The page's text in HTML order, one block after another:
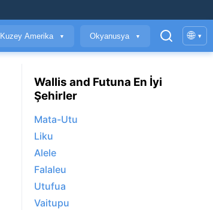
Kuzey Amerika ▼ Okyanusya ▼ 🌐 ▾
Wallis and Futuna En İyi
Şehirler
Mata-Utu
Liku
Alele
Falaleu
Utufua
Vaitupu